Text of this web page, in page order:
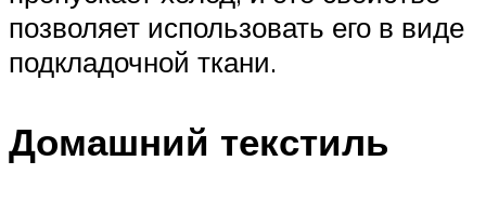
позволяет использовать его в виде
подкладочной ткани.
Домашний текстиль